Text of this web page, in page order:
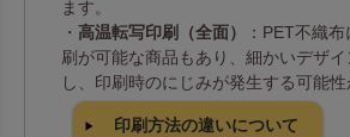
ます。
・ 高温転写印刷（全面）
：PET不織
刷が可能な商品もあり、細かいデザ
し、印刷時のにじみが発生する可能性
印刷方法の違いについて